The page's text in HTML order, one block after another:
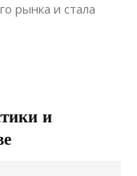
рынка и стала
и